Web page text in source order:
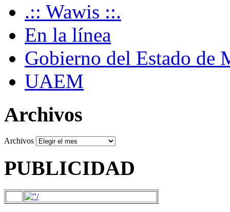
.:: Wawis ::.
En la línea
Gobierno del Estado de
UAEM
Archivos
Archivos
PUBLICIDAD